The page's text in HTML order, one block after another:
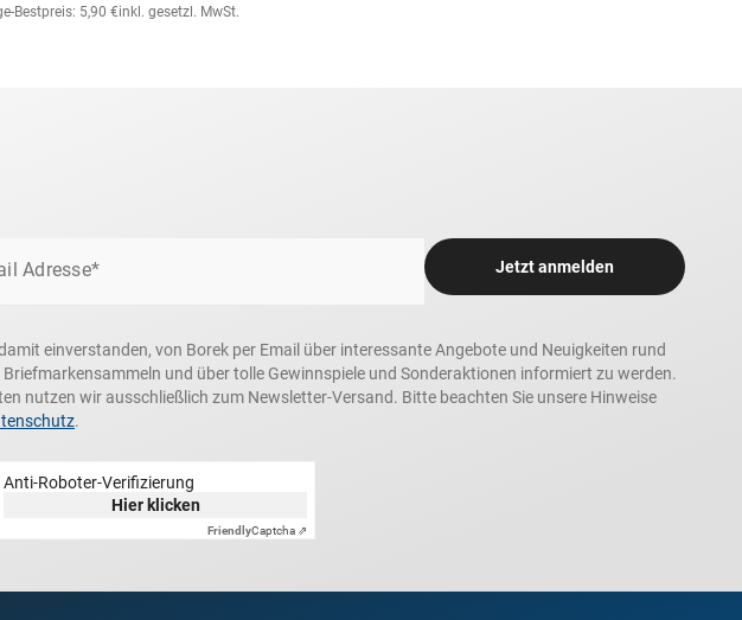
Bestpreis: 5,90 €inkl. gesetzl. MwSt.
Adresse* Jetzt anmelden
einverstanden, von Borek per Email über interessante Angebote und Neuigkeiten rund
Briefmarkensammeln und über tolle Gewinnspiele und Sonderaktionen informiert zu werden.
nutzen wir ausschließlich zum Newsletter-Versand. Bitte beachten Sie unsere Hinweise
.
Anti-Roboter-Verifizierung
Hier klicken
FriendlyCaptcha ⇗